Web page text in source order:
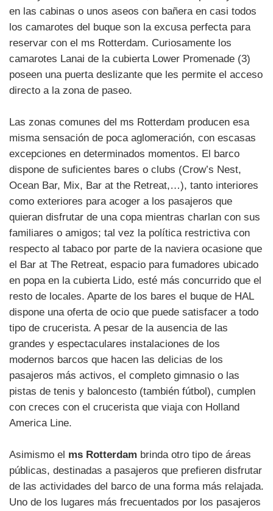
en las cabinas o unos aseos con bañera en casi todos
los camarotes del buque son la excusa perfecta para
reservar con el ms Rotterdam. Curiosamente los
camarotes Lanai de la cubierta Lower Promenade (3)
poseen una puerta deslizante que les permite el acceso
directo a la zona de paseo.
Las zonas comunes del ms Rotterdam producen esa
misma sensación de poca aglomeración, con escasas
excepciones en determinados momentos. El barco
dispone de suficientes bares o clubs (Crow’s Nest,
Ocean Bar, Mix, Bar at the Retreat,…), tanto interiores
como exteriores para acoger a los pasajeros que
quieran disfrutar de una copa mientras charlan con sus
familiares o amigos; tal vez la política restrictiva con
respecto al tabaco por parte de la naviera ocasione que
el Bar at The Retreat, espacio para fumadores ubicado
en popa en la cubierta Lido, esté más concurrido que el
resto de locales. Aparte de los bares el buque de HAL
dispone una oferta de ocio que puede satisfacer a todo
tipo de crucerista. A pesar de la ausencia de las
grandes y espectaculares instalaciones de los
modernos barcos que hacen las delicias de los
pasajeros más activos, el completo gimnasio o las
pistas de tenis y baloncesto (también fútbol), cumplen
con creces con el crucerista que viaja con Holland
America Line.
Asimismo el ms Rotterdam brinda otro tipo de áreas
públicas, destinadas a pasajeros que prefieren disfrutar
de las actividades del barco de una forma más relajada.
Uno de los lugares más frecuentados por los pasajeros